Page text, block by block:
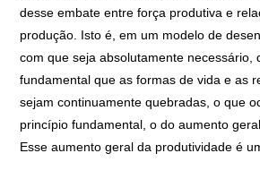
desse embate entre força produtiva e
produção. Isto é, em um modelo de
com que seja absolutamente necessário,
fundamental que as formas de vida e as
sejam continuamente quebradas, o que
princípio fundamental, o do aumento
Esse aumento geral da produtividade é